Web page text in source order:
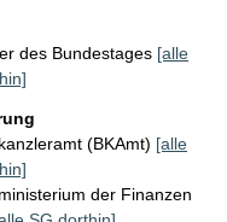
des Bundestages [alle
(BKAmt) [alle
der Finanzen